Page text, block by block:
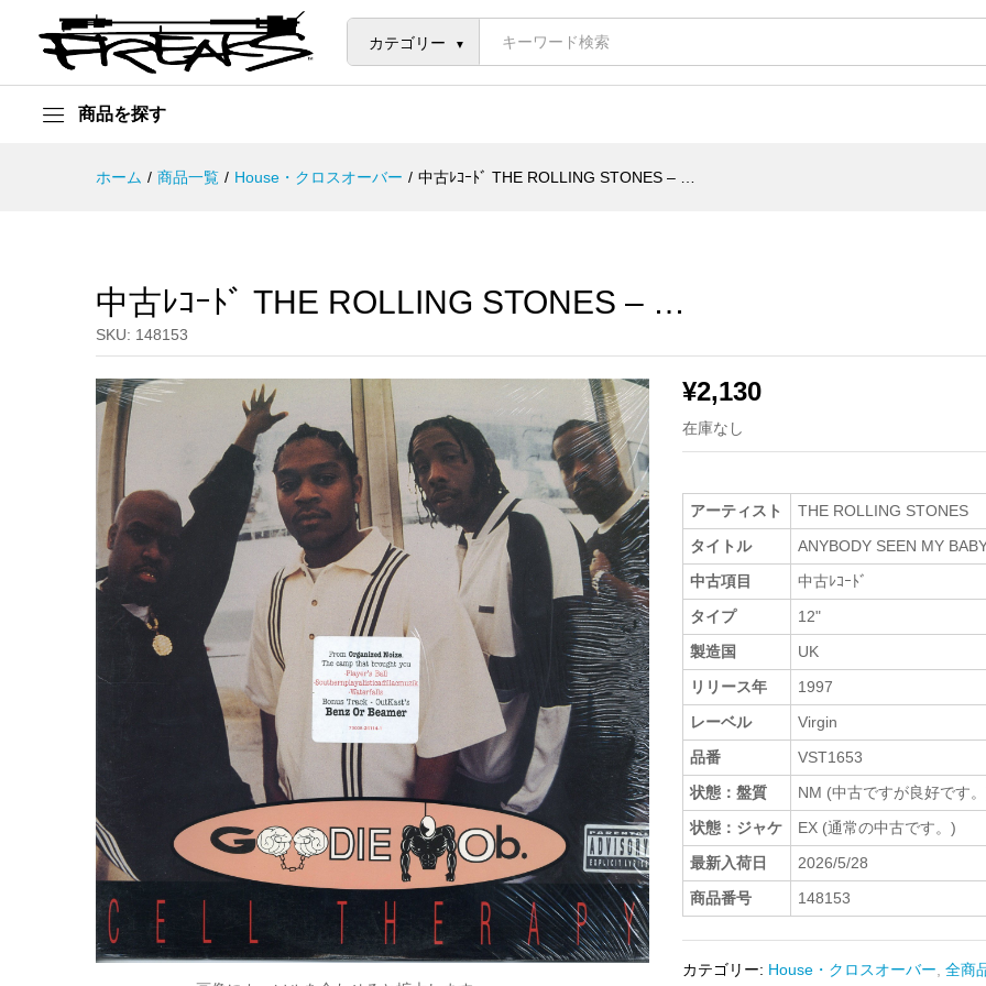
カテゴリー
商品を探す
ホーム / 商品一覧 / House・クロスオーバー / 中古ﾚｺｰﾄﾞ THE ROLLING STONES – …
中古ﾚｺｰﾄﾞ THE ROLLING STONES – …
SKU: 148153
¥2,130
在庫なし
アーティスト
THE ROLLING STONES
タイトル
ANYBODY SEEN MY
中古項目
中古ﾚｺｰﾄﾞ
タイプ
12"
製造国
UK
リリース年
1997
レーベル
Virgin
品番
VST1653
状態：盤質
NM (中古ですが良好です
状態：ジャケ
EX (通常の中古です。)
最新入荷日
2026/5/28
商品番号
148153
カテゴリー: House・クロスオーバー ,全商
中古ﾚｺｰﾄﾞ THE ROLLING STONES – …
説明